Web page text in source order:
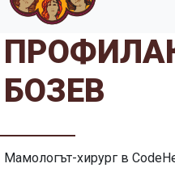
БОЗЕВ
Мамологът-хирург в